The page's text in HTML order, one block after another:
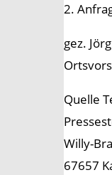
2.
gez.
Quelle
Willy-
67657